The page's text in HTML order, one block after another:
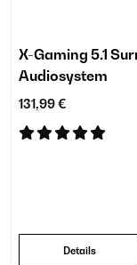
X-Gaming 5.1
Audiosystem
131,99 €
Details